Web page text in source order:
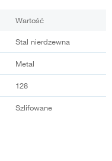
Wartość
Stal nierdzewna
Metal
128
Szlifowane